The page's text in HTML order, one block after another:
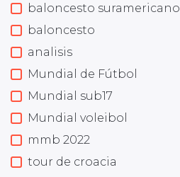
baloncesto suramericano
baloncesto
analisis
Mundial de Fútbol
Mundial sub17
Mundial voleibol
mmb 2022
tour de croacia